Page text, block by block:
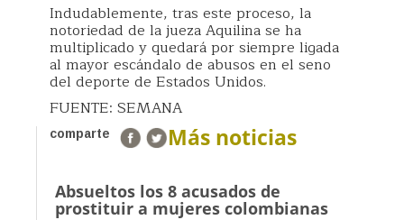
Indudablemente, tras este proceso, la
notoriedad de la jueza Aquilina se ha
multiplicado y quedará por siempre ligada
al mayor escándalo de abusos en el seno
del deporte de Estados Unidos.
FUENTE: SEMANA
comparte Más noticias
Absueltos los 8 acusados de
prostituir a mujeres colombianas